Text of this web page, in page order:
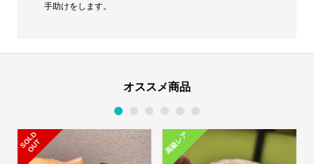
手助けをします。
オススメ商品
S
O
L
D
O
U
T 高級レア
1 2 3 4 5 6